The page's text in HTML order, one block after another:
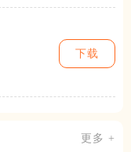
下载
更多 +